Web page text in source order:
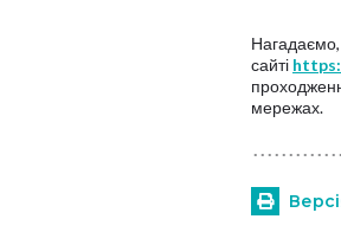
сайті
мережах.